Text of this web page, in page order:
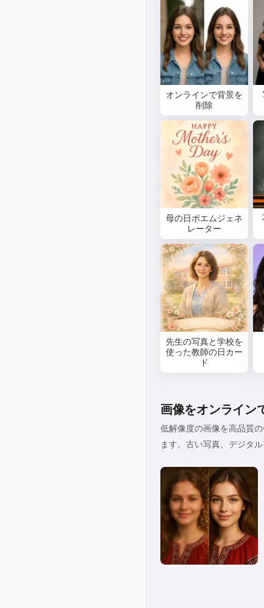
オンラインで背景を
削除
母の日ポエムジェネ
レーター
先生の写真と学校を
使った教師の日カー
ド
画像をオンライン
低解像度の画像を高品質
ます。古い写真、デジタ